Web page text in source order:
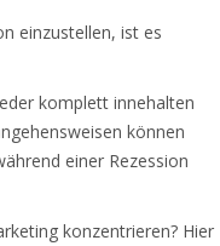
einzustellen, ist es
komplett innehalten
können
einer Rezession
konzentrieren? Hier